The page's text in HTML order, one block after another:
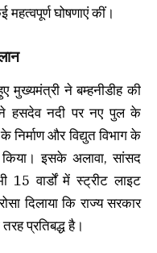
घोषणाएं कीं।
मुख्यमंत्री ने बम्हनीडीह की
हसदेव नदी पर नए पुल के
निर्माण और विद्युत विभाग के
इसके अलावा, सांसद
वार्डों में स्ट्रीट लाइट
दिलाया कि राज्य सरकार
प्रतिबद्ध है।